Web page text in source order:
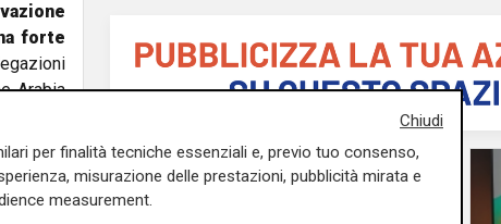
forte
Arabia
ai
Bucci e
Chiudi
per finalità tecniche essenziali e, previo tuo consenso,
misurazione delle prestazioni, pubblicità mirata e
measurement.